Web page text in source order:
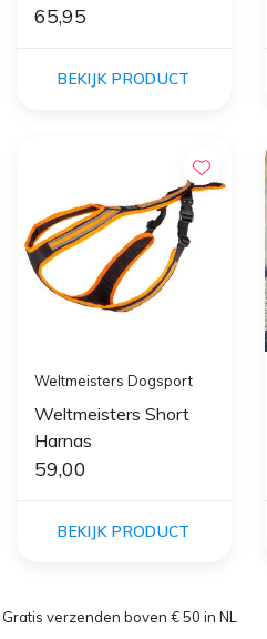
65,95
BEKIJK PRODUCT
Weltmeisters Dogsport
Weltmeisters Short
Harnas
59,00
BEKIJK PRODUCT
Gratis verzenden boven € 50 in NL